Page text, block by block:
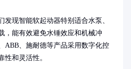
发现智能软起动器特别适合水泵、
，能有效避免水锤效应和机械冲
ABB、施耐德等产品采用数字化控
性和灵活性。